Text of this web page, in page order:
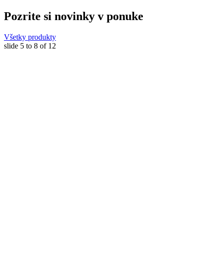
Pozrite si novinky v ponuke
Všetky produkty
slide 5 to 8 of 12